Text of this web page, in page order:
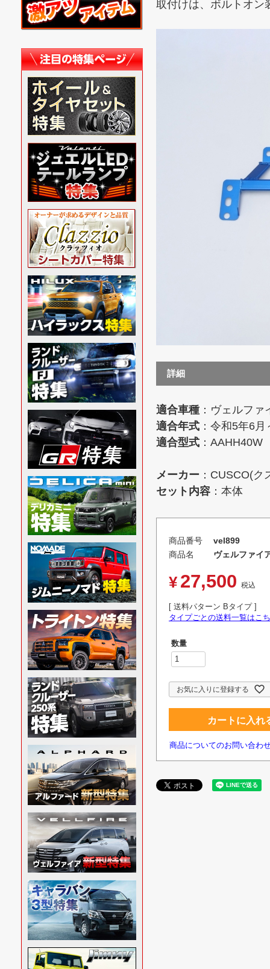
取付けは、ボルトオン
詳細
適合車種 ：ヴェルフ
適合年式 ：令和5年6月
適合型式 ：AAHH40W
メーカー ：CUSCO(ク
セット内容 ：本体
商品番号
vel899
商品名
ヴェルファイ
¥ 27,500 税込
送料パターン Bタイプ
タイプごとの送料一覧はこ
お気に入りに登録する
カートに入れ
商品についてのお問い合わ